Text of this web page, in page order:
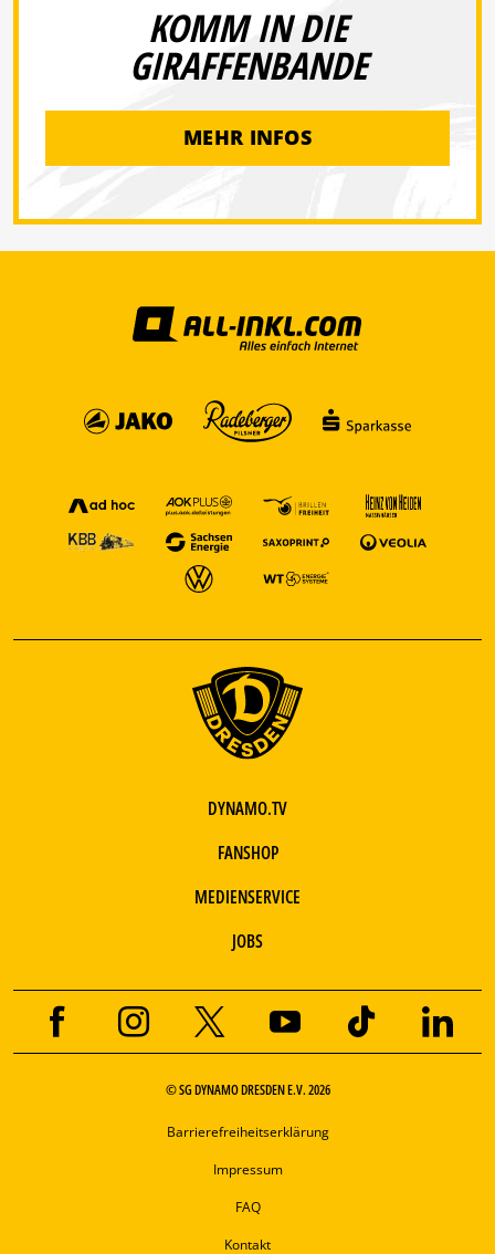
KOMM IN DIE
GIRAFFENBANDE
MEHR INFOS
DYNAMO.TV
FANSHOP
MEDIENSERVICE
JOBS
© SG DYNAMO DRESDEN E.V. 2026
Barrierefreiheitserklärung
Impressum
FAQ
Kontakt